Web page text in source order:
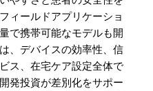
ィールドアプリケーショ
で携帯可能なモデルも開
、デバイスの効率性、信
ス、在宅ケア設定全体で
発投資が差別化をサポー